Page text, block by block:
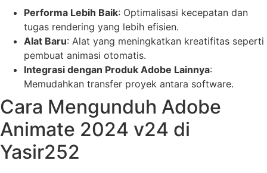
Performa Lebih Baik: Optimalisasi kecepatan dan
tugas rendering yang lebih efisien.
Alat Baru: Alat yang meningkatkan kreatifitas seperti
pembuat animasi otomatis.
Integrasi dengan Produk Adobe Lainnya:
Memudahkan transfer proyek antara software.
Cara Mengunduh Adobe
Animate 2024 v24 di
Yasir252